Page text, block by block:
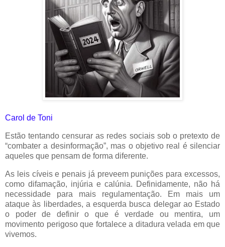
Carol de Toni
Estão tentando censurar as redes sociais sob o pretexto de
“combater a desinformação”, mas o objetivo real é silenciar
aqueles que pensam de forma diferente.
As leis cíveis e penais já preveem punições para excessos,
como difamação, injúria e calúnia. Definidamente, não há
necessidade para mais regulamentação. Em mais um
ataque às liberdades, a esquerda busca delegar ao Estado
o poder de definir o que é verdade ou mentira, um
movimento perigoso que fortalece a ditadura velada em que
vivemos.